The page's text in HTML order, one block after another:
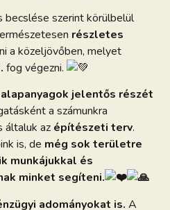
szerint körülbelül
részletes
a közeljövőben, melyet
fog végezni.
jelentős részét
a számunkra
általuk az építészeti terv.
is, de még sok területre
munkájukkal és
minket segíteni.
adományokat is. A